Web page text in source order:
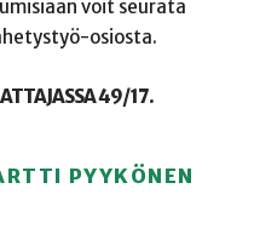
voit seurata
osiosta.
49/17.
PYYKÖNEN